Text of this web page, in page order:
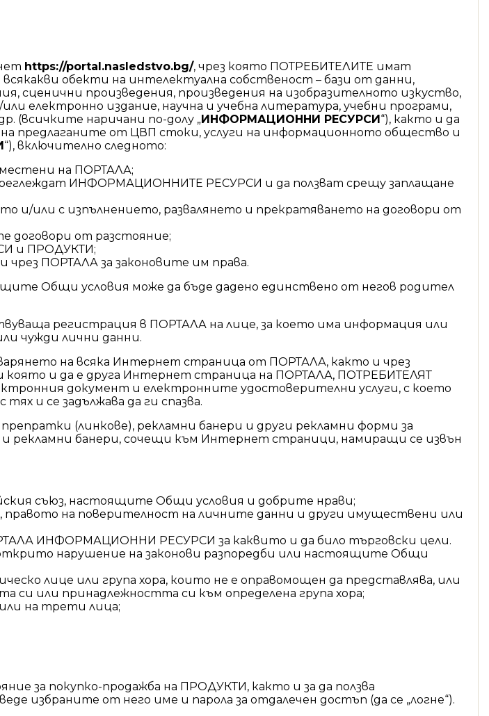
https://portal.nasledstvo.bg/, чрез която ПОТРЕБИТЕЛИТЕ имат
обекти на интелектуална собственост – бази от данни,
сценични произведения, произведения на изобразителното изкуство,
електронно издание, научна и учебна литература, учебни програми,
(всичките наричани по-долу „ИНФОРМАЦИОННИ РЕСУРСИ“), както и да
предлаганите от ЦВП стоки, услуги на информационното общество и
“), включително следното:
на ПОРТАЛА;
ИНФОРМАЦИОННИТЕ РЕСУРСИ и да ползват срещу заплащане
и/или с изпълнението, развалянето и прекратяването на договори от
договори от разстояние;
и ПРОДУКТИ;
ПОРТАЛА за законовите им права.
Общи условия може да бъде дадено единствено от негов родител
регистрация в ПОРТАЛА на лице, за което има информация или
чужди лични данни.
на всяка Интернет страница от ПОРТАЛА, както и чрез
която и да е друга Интернет страница на ПОРТАЛА, ПОТРЕБИТЕЛЯТ
документ и електронните удостоверителни услуги, с което
и се задължава да ги спазва.
(линкове), рекламни банери и други рекламни форми за
рекламни банери, сочещи към Интернет страници, намиращи се извън
съюз, настоящите Общи условия и добрите нрави;
на поверителност на личните данни и други имуществени или
ИНФОРМАЦИОННИ РЕСУРСИ за каквито и да било търговски цели.
нарушение на законови разпоредби или настоящите Общи
лице или група хора, които не е оправомощен да представлява, или
си или принадлежността си към определена група хора;
на трети лица;
за покупко-продажба на ПРОДУКТИ, както и за да ползва
избраните от него име и парола за отдалечен достъп (да се „логне“).